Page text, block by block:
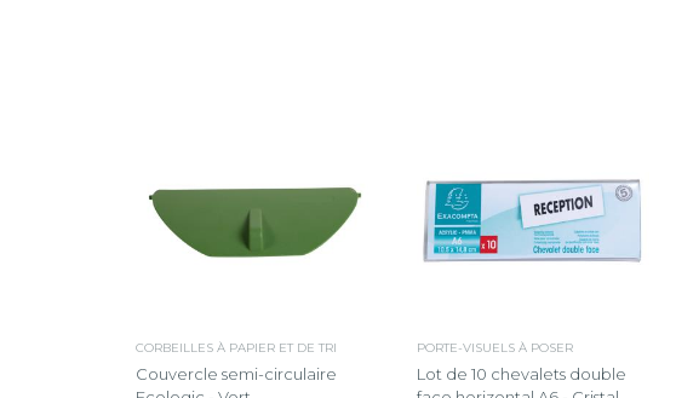
CORBEILLES À PAPIER ET DE TRI
Couvercle semi-circulaire
PORTE-VISUELS À POSER
Lot de 10 chevalets double